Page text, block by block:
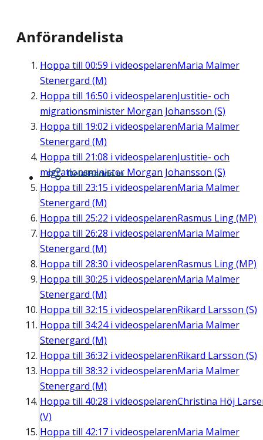
Anförandelista
Hoppa till 00:59 i videospelarenMaria Malmer
Stenergard (M)
Hoppa till 16:50 i videospelarenJustitie- och
migrationsminister Morgan Johansson (S)
Hoppa till 19:02 i videospelarenMaria Malmer
Stenergard (M)
Hoppa till 21:08 i videospelarenJustitie- och
migrationsminister Morgan Johansson (S)
Hoppa till 23:15 i videospelarenMaria Malmer
Stenergard (M)
Hoppa till 25:22 i videospelarenRasmus Ling (MP)
Hoppa till 26:28 i videospelarenMaria Malmer
Stenergard (M)
Hoppa till 28:30 i videospelarenRasmus Ling (MP)
Hoppa till 30:25 i videospelarenMaria Malmer
Stenergard (M)
Hoppa till 32:15 i videospelarenRikard Larsson (S)
Hoppa till 34:24i videospelarenMaria Malmer
Stenergard (M)
Hoppa till 36:32 i videospelarenRikard Larsson (S)
Hoppa till 38:32 i videospelarenMaria Malmer
Stenergard (M)
Hoppa till 40:28 i videospelarenChristina Höj
(V)
Hoppa till 42:17 i videospelarenMaria Malmer
Dela/Bädda in